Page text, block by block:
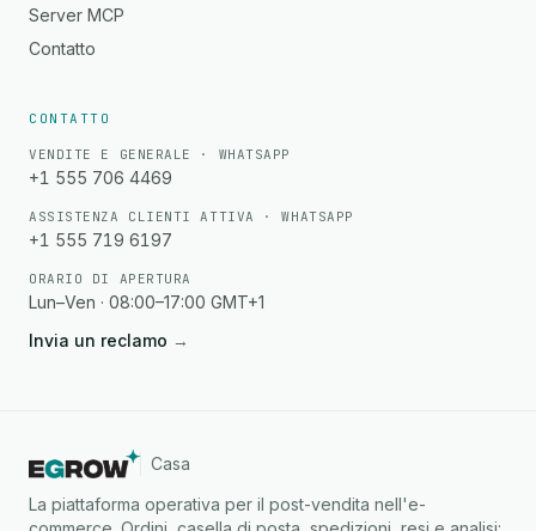
Server MCP
Contatto
CONTATTO
VENDITE E GENERALE · WHATSAPP
+1 555 706 4469
ASSISTENZA CLIENTI ATTIVA · WHATSAPP
+1 555 719 6197
ORARIO DI APERTURA
Lun–Ven · 08:00–17:00 GMT+1
Invia un reclamo →
Casa
La piattaforma operativa per il post-vendita nell'e-